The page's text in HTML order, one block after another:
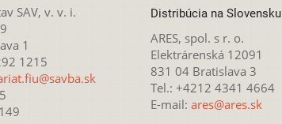
SAV, v. v. i.
1
1215
Distribúcia na Slovensku
ARES, spol. s r. o.
Elektrárenská 12091
831 04 Bratislava 3
Tel.: +4212 4341 4664
E-mail: ares@ares.sk